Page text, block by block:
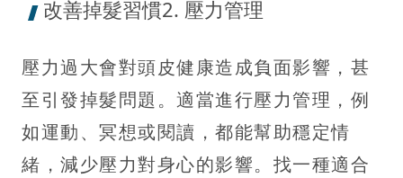
改善掉髮習慣2. 壓力管理
壓力過大會對頭皮健康造成負面影響，甚
至引發掉髮問題。適當進行壓力管理，例
如運動、冥想或閱讀，都能幫助穩定情
緒，減少壓力對身心的影響。找一種適合